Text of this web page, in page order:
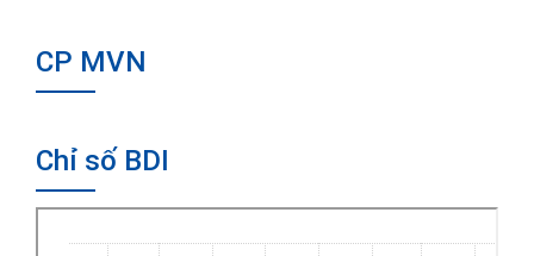
CP MVN
Chỉ số BDI